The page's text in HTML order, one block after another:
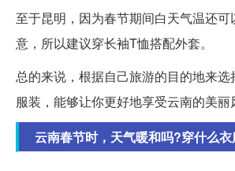
至于昆明，因为春节期间白天气温还
意，所以建议穿长袖T恤搭配外套。
总的来说，根据自己旅游的目的地来
服装，能够让你更好地享受云南的美丽
云南春节时，天气暖和吗?穿什么